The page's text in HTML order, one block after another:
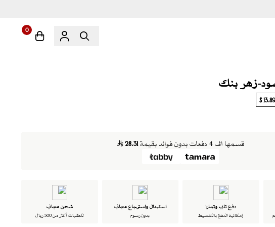
0
13.89 $
قسمها الى 4 دفعات بدون فوائد بقيمة 28.31
دفع تابي وتمارا
إمكانية الدفع بالتقسيط
استبدال واسترجاع مجاني
بدون رسوم
شحن مجاني
للطلبات أكثر من 500 ريال